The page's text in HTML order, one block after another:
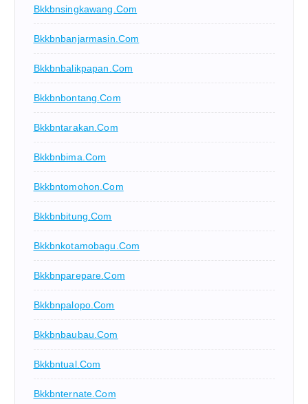
Bkkbnsingkawang.com
Bkkbnbanjarmasin.com
Bkkbnbalikpapan.com
Bkkbnbontang.com
Bkkbntarakan.com
Bkkbnbima.com
Bkkbntomohon.com
Bkkbnbitung.com
Bkkbnkotamobagu.com
Bkkbnparepare.com
Bkkbnpalopo.com
Bkkbnbaubau.com
Bkkbntual.com
Bkkbnternate.com